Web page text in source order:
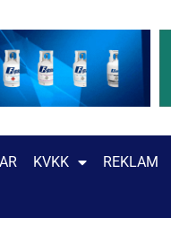
KVKK REKLAM